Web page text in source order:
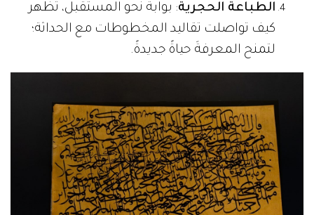
الطباعة الحجرية: بوابة نحو المستقبل، تُظهر
كيف تواصلت تقاليد المخطوطات مع الحداثة؛
لتمنح المعرفةَ حياةً جديدةً.